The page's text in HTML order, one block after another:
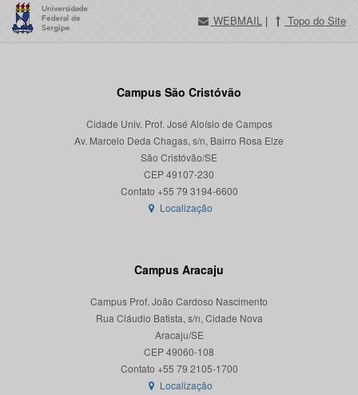
WEBMAIL | Topo do Site
Campus São Cristóvão
Cidade Univ. Prof. José Aloísio de Campos
Av. Marcelo Deda Chagas, s/n, Bairro Rosa Elze
São Cristóvão/SE
CEP 49107-230
Localização
Campus Aracaju
Campus Prof. João Cardoso Nascimento
Rua Cláudio Batista, s/n, Cidade Nova
Aracaju/SE
CEP 49060-108
Localização